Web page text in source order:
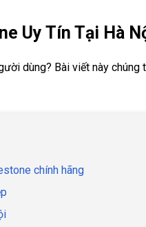
Uy Tín Tại Hà
dùng? Bài viết này
chính hãng